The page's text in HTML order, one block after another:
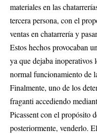
materiales en las
tercera persona, con el
ventas en chatarrería y
Estos hechos provocaban
ya que dejaba inoperativos
normal funcionamiento de
Finalmente, uno de los
fraganti accediendo
Picassent con el propósito
posteriormente, venderlo.